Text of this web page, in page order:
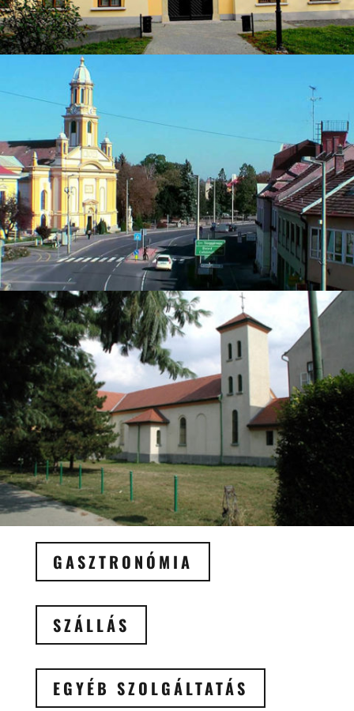
GASZTRONÓMIA
SZÁLLÁS
EGYÉB SZOLGÁLTATÁS